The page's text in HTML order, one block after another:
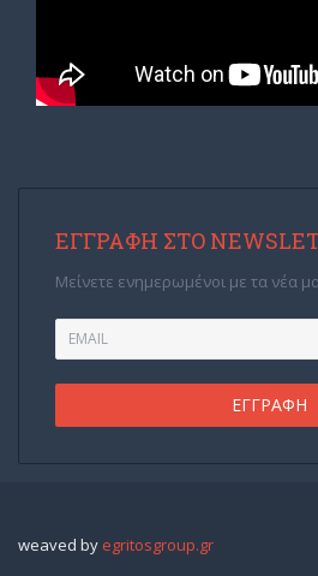
ΕΓΓΡΑΦΉ ΣΤΟ
Μείνετε ενημερωμένοι με τα νέα
weaved by egritosgroup.gr